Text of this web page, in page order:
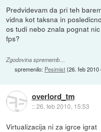
Predvidevam da pri teh
vidna kot taksna in
os tudi nebo znala pognat
fps?
Zgodovina sprememb…
spremenilo: Pesimist(26. feb 2010
overlord_tm
::26. feb 2010, 15:53
Virtualizacija ni za igrce igrat